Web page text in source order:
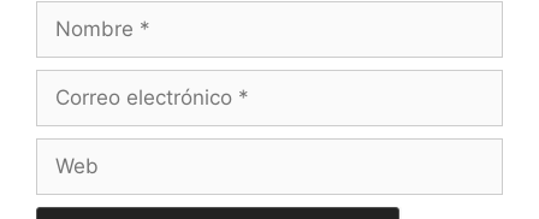
electrónico